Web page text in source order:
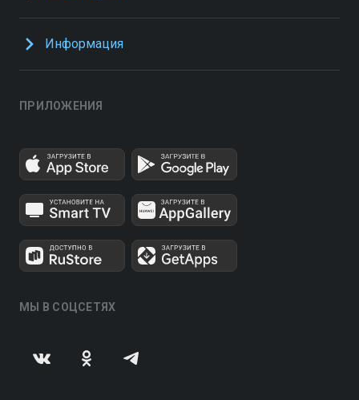
Информация
ПРИЛОЖЕНИЯ
МЫ В СОЦСЕТЯХ